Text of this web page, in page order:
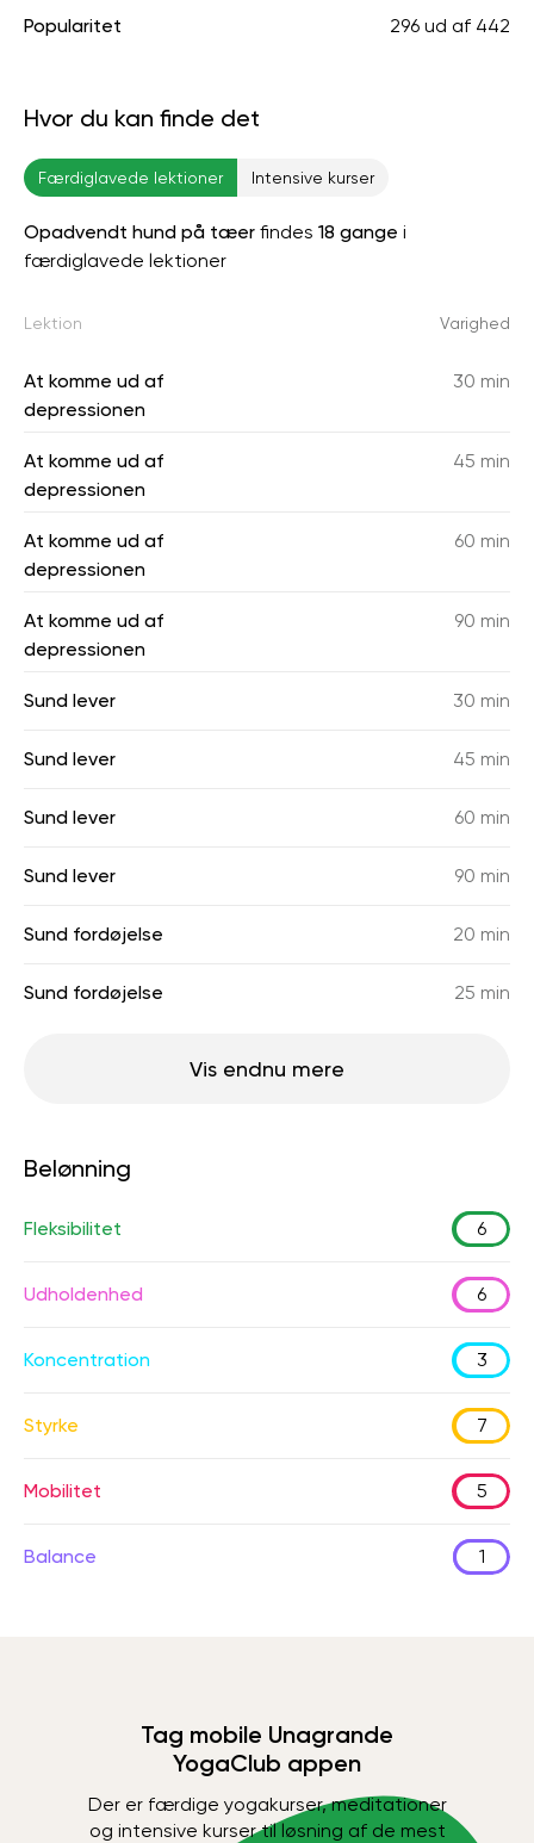
Popularitet 296 ud af 442
Hvor du kan finde det
Færdiglavede lektioner Intensive kurser
Opadvendt hund på tæer findes 18 gange i
færdiglavede lektioner
Lektion Varighed
At komme ud af
depressionen
30 min
At komme ud af
depressionen
45 min
At komme ud af
depressionen
60 min
At komme ud af
depressionen
90 min
Sund lever 30 min
Sund lever 45 min
Sund lever 60 min
Sund lever 90 min
Sund fordøjelse 20 min
Sund fordøjelse 25 min
Vis endnu mere
Belønning
Fleksibilitet 6
Udholdenhed 6
Koncentration 3
Styrke 7
Mobilitet 5
Balance 1
Tag mobile Unagrande
YogaClub appen
Der er færdige yogakurser, meditationer
og intensive kurser til løsning af de mest